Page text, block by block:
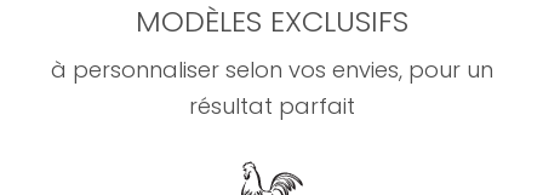
MODÈLES EXCLUSIFS
à personnaliser selon vos envies, pour un
résultat parfait